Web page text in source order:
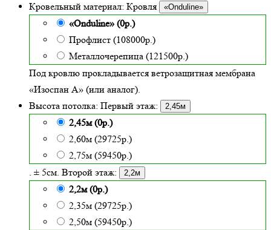
Кровельный материал: Кровля «Onduline»
«Onduline» (0р.)
Профлист (108000р.)
Металлочерепица (121500р.)
Под кровлю прокладывается ветрозащитная мембрана
«Изоспан А» (или аналог).
Высота потолка: Первый этаж: 2,45м
2,45м (0р.)
2,60м (29725р.)
2,75м (59450р.)
. ± 5см. Второй этаж:
2,2м
2,2м (0р.)
2,35м (29725р.)
2,50м (59450р.)